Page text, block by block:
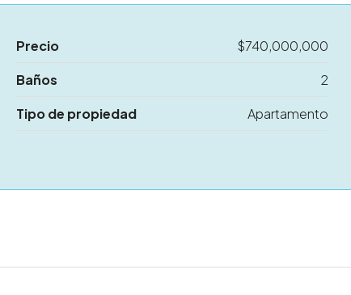
Precio
$740,000,000
Baños
2
Tipo de propiedad
Apartamento